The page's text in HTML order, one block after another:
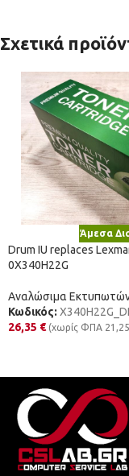
Σχετικά
Άμεσα
Drum IU replaces
0X340H22G
Αναλώσιμα
Κωδικός:
26,35 € (χωρίς ΦΠΑ 21,25